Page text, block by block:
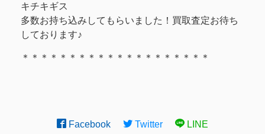
キチキギス
多数お持ち込みしてもらいました！買取査定お待ち
しております♪
＊＊＊＊＊＊＊＊＊＊＊＊＊＊＊＊＊＊＊＊
Facebook Twitter LINE